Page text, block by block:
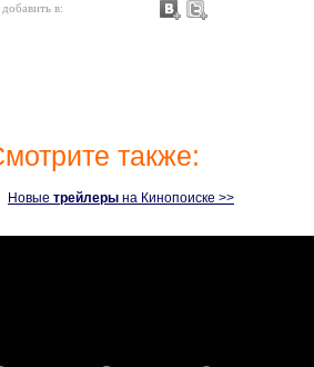
добавить в:
также:
Новые трейлеры на Кинопоиске >>